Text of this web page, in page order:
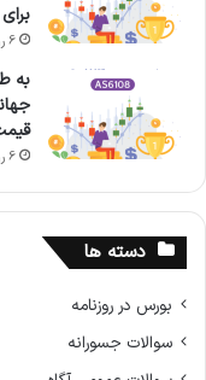
6 روز پیش
به
6 روز پیش
دسته ها
بورس در روزنامه
سوالات جسورانه